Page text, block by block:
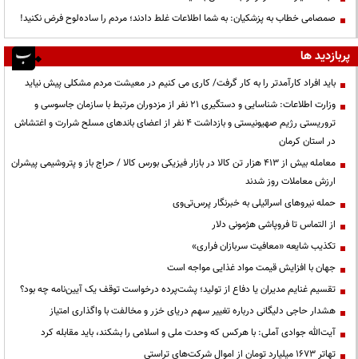
صمصامی خطاب به پزشکیان: به شما اطلاعات غلط دادند؛ مردم را ساده‌لوح فرض نکنید!
پربازدید ها
باید افراد کارآمدتر را به کار گرفت/ کاری می کنیم در معیشت مردم مشکلی پیش نیاید
وزارت اطلاعات: شناسایی و دستگیری ۲۱ نفر از مزدوران مرتبط با سازمان جاسوسی و
تروریستی رژیم صهیونیستی و بازداشت ۴ نفر از اعضای باندهای مسلح شرارت و اغتشاش
در استان کرمان
معامله بیش از ۴۱۳ هزار تن کالا در بازار فیزیکی بورس کالا / حراج باز و پتروشیمی پیشران
ارزش معاملات روز شدند
حمله نیروهای اسرائیلی به خبرنگار پرس‌تی‌وی
از التماس تا فروپاشی هژمونی دلار
تکذیب شایعه «معافیت سربازان فراری»
جهان با افزایش قیمت مواد غذایی مواجه است
تقسیم غنایم مدیران یا دفاع از تولید؛ پشت‌پرده درخواست توقف یک آیین‌نامه چه بود؟
هشدار حاجی دلیگانی درباره تغییر سهم دریای خزر و مخالفت با واگذاری امتیاز
آیت‌الله جوادی آملی: با هرکس که وحدت ملی و اسلامی را بشکند، باید مقابله کرد
تهاتر ۱۶۷۳ میلیارد تومان از اموال شرکت‌های تراستی